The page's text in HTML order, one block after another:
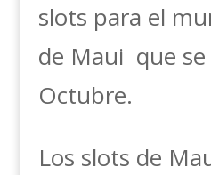
slots para el
de Maui que se
Octubre.
Los slots de